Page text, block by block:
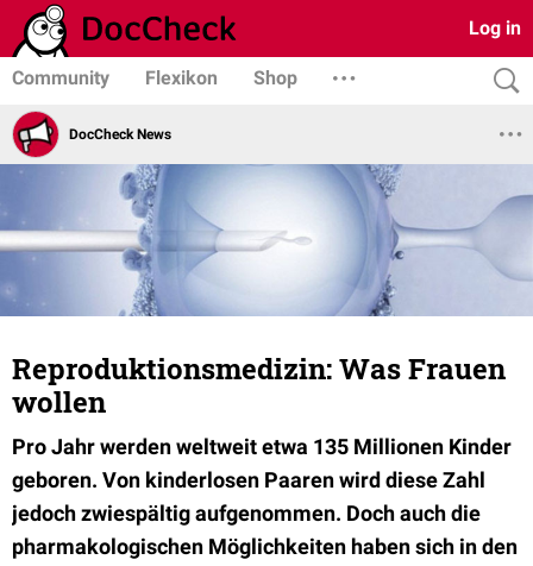
Log in
Community Flexikon Shop
DocCheck News
Reproduktionsmedizin: Was Frauen
wollen
Pro Jahr werden weltweit etwa 135 Millionen Kinder
geboren. Von kinderlosen Paaren wird diese Zahl
jedoch zwiespältig aufgenommen. Doch auch die
pharmakologischen Möglichkeiten haben sich in den